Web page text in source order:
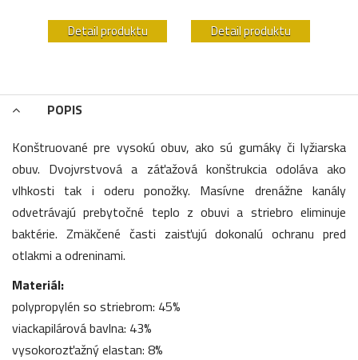
Detail produktu Detail produktu
POPIS
Konštruované pre vysokú obuv, ako sú gumáky či lyžiarska
obuv. Dvojvrstvová a záťažová konštrukcia odoláva ako
vlhkosti tak i oderu ponožky. Masívne drenážne kanály
odvetrávajú prebytočné teplo z obuvi a striebro eliminuje
baktérie. Zmäkčené časti zaisťujú dokonalú ochranu pred
otlakmi a odreninami.
Materiál:
polypropylén so striebrom: 45%
viackapilárová bavlna: 43%
vysokorozťažný elastan: 8%